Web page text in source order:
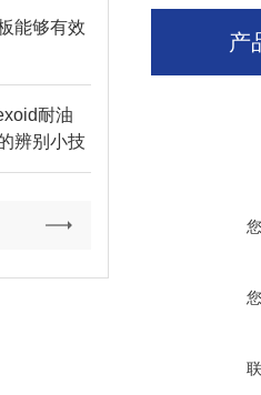
能够有效
耐油
辨别小技
产